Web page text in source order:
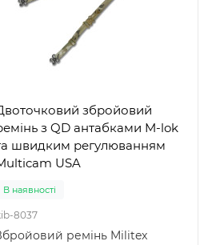
збройовий
з QD антабками M-lok
швидким регулюванням
USA
В наявності
8037
ремінь Militex